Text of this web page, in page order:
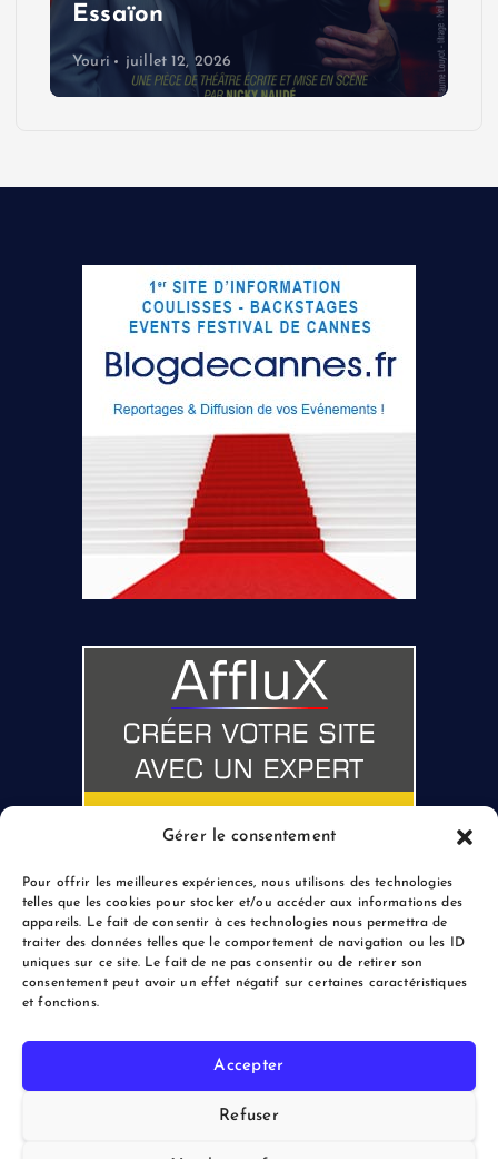
Gérer le consentement
Pour offrir les meilleures expériences, nous utilisons des technologies
telles que les cookies pour stocker et/ou accéder aux informations des
appareils. Le fait de consentir à ces technologies nous permettra de
traiter des données telles que le comportement de navigation ou les ID
uniques sur ce site. Le fait de ne pas consentir ou de retirer son
consentement peut avoir un effet négatif sur certaines caractéristiques
et fonctions.
Accepter
Refuser
Essaïon
Youri juillet 12, 2026
Copyright © 2026 le Blogreporter | Powered by Afflux.info